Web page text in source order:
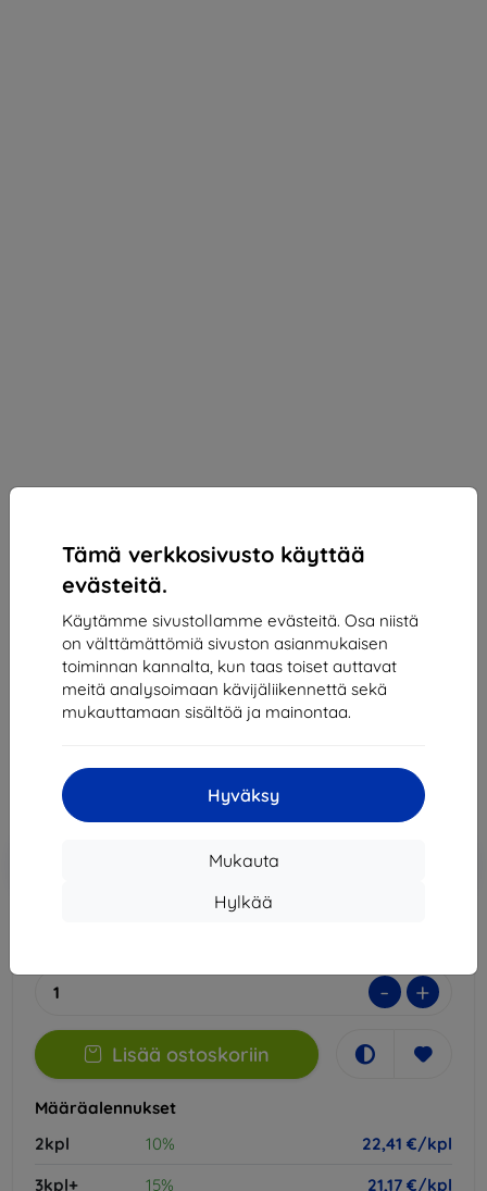
Tämä verkkosivusto käyttää
evästeitä.
Käytämme sivustollamme evästeitä. Osa niistä
on välttämättömiä sivuston asianmukaisen
toiminnan kannalta, kun taas toiset auttavat
meitä analysoimaan kävijäliikennettä sekä
mukauttamaan sisältöä ja mainontaa.
Hyväksy
Mukauta
Hylkää
3MK StratCore700 Multilayer Film for CAT S62 Pro
CAT S62 Pro
24,90 €
22,41 €
Hinta ilman ALV:tä
Alennus kupongilla
- +
Lisää ostoskoriin
Määräalennukset
2kpl
10%
22,41 €/kpl
3kpl+
15% 21,17 €/kpl